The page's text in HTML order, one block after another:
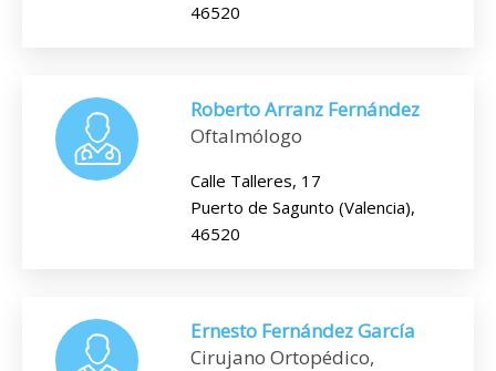
46520
Roberto Arranz Fernández
Oftalmólogo
Calle Talleres, 17
Puerto de Sagunto (Valencia),
46520
Ernesto Fernández García
Cirujano Ortopédico,